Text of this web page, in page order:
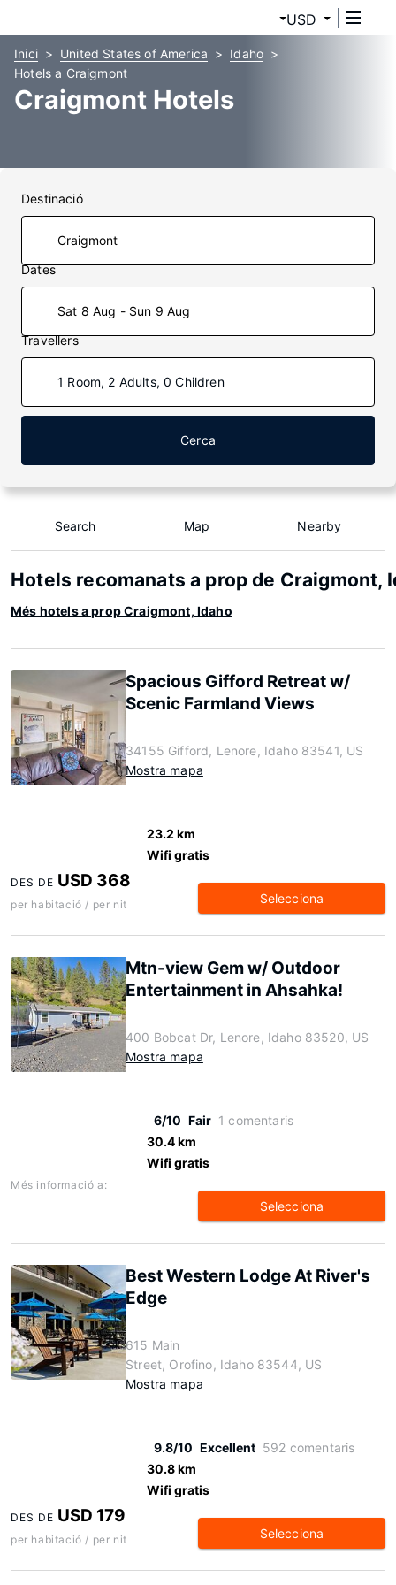
USD
Inici United States of America
Idaho
Hotels a Craigmont
Craigmont Hotels
Destinació
Dates
Sat 8 Aug - Sun 9 Aug
Travellers
1 Room, 2 Adults, 0 Children
Cerca
Search Map Nearby
Hotels recomanats a prop de Craigmont,
Més hotels a prop Craigmont, Idaho
Spacious Gifford Retreat w/
Scenic Farmland Views
34155 Gifford, Lenore, Idaho 83541, US
Mostra mapa
23.2 km
Wifi gratis
DES DE USD 368
per habitació / per nit Selecciona
Mtn-view Gem w/ Outdoor
Entertainment in Ahsahka!
400 Bobcat Dr, Lenore, Idaho 83520, US
Mostra mapa
6/10 Fair 1 comentaris
30.4 km
Wifi gratis
Més informació a:
Selecciona
Best Western Lodge At River's
Edge
615 Main
Street, Orofino, Idaho 83544, US
Mostra mapa
9.8/10 Excellent 592 comentaris
30.8 km
Wifi gratis
DES DE USD 179
per habitació / per nit Selecciona